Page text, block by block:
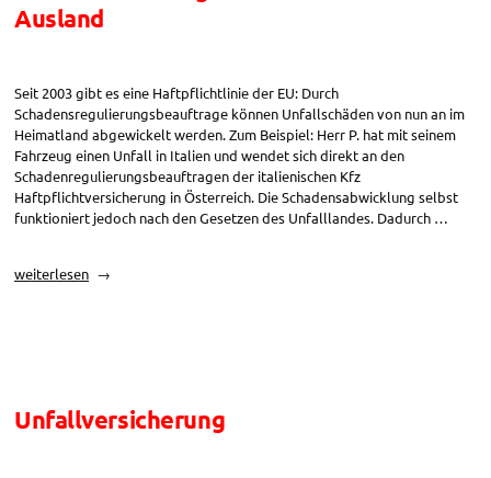
Ausland
Seit 2003 gibt es eine Haftpflichtlinie der EU: Durch
Schadensregulierungsbeauftrage können Unfallschäden von nun an im
Heimatland abgewickelt werden. Zum Beispiel: Herr P. hat mit seinem
Fahrzeug einen Unfall in Italien und wendet sich direkt an den
Schadenregulierungsbeauftragen der italienischen Kfz
Haftpflichtversicherung in Österreich. Die Schadensabwicklung selbst
funktioniert jedoch nach den Gesetzen des Unfalllandes. Dadurch …
„Schadensleistungen
weiterlesen
Unfallversicherung